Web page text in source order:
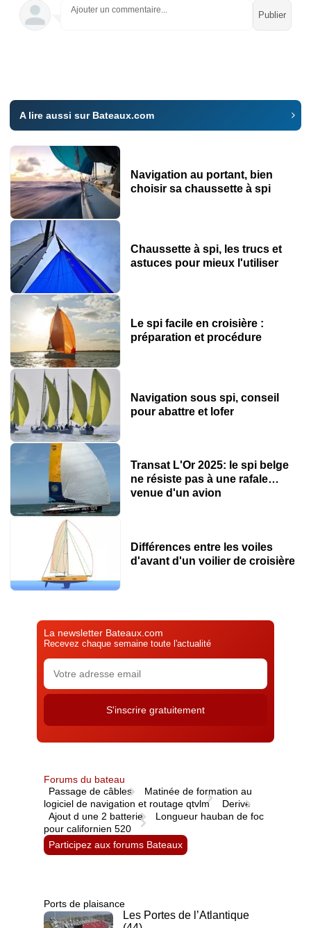
Ajouter un commentaire...
A lire aussi sur Bateaux.com
Navigation au portant, bien
choisir sa chaussette à spi
Chaussette à spi, les trucs et
astuces pour mieux l'utiliser
Le spi facile en croisière :
préparation et procédure
Navigation sous spi, conseil
pour abattre et lofer
Transat L'Or 2025: le spi belge
ne résiste pas à une rafale…
venue d'un avion
Différences entre les voiles
d'avant d'un voilier de croisière
La newsletter Bateaux.com
Recevez chaque semaine toute l'actualité
Forums du bateau
Passage de câbles
Matinée de formation au
logiciel de navigation et routage qtvlm
Derive
Ajout d une 2 batterie
Longueur hauban de foc
pour californien 520
Participez aux forums Bateaux
Ports de plaisance
Les Portes de l’Atlantique